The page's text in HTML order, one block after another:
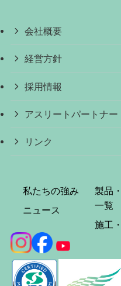
会社概要
経営方針
採用情報
アスリートパートナー
リンク
私たちの強み
ニュース
製品
一覧
施工